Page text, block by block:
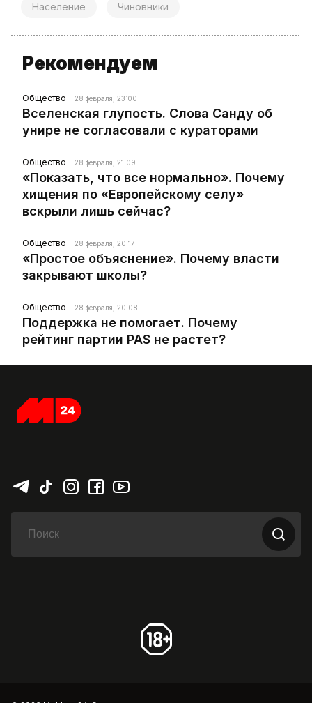
Население Чиновники
Рекомендуем
Общество 28 февраля, 23:00
Вселенская глупость. Слова Санду об
унире не согласовали с кураторами
Общество 28 февраля, 21:09
«Показать, что все нормально». Почему
хищения по «Европейскому селу»
вскрыли лишь сейчас?
Общество 28 февраля, 20:17
«Простое объяснение». Почему власти
закрывают школы?
Общество 28 февраля, 20:08
Поддержка не помогает. Почему
рейтинг партии PAS не растет?